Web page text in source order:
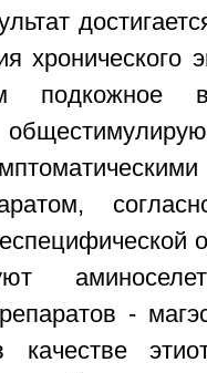
хронического
подкожное
-